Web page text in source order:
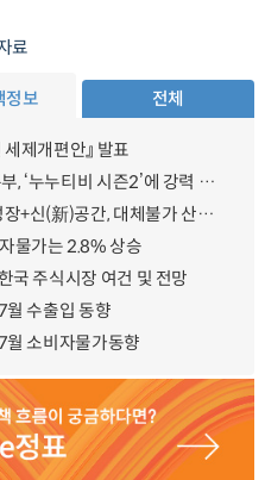
료
정보 전체
세제개편안』 발표
과기정통부, ‘누누티비 시즌2’에 강력 대응 의지 밝혀
“초(超)성장+신(新)공간, 대체불가 산업강국”
물가는 2.8% 상승
국 주식시장 여건 및 전망
수출입 동향
소비자물가동향